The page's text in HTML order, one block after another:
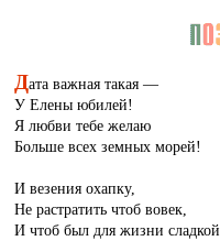
Дата важная такая —
У Елены юбилей!
Я любви тебе желаю
Больше всех земных морей!
И везения охапку,
Не растратить чтоб вовек,
И чтоб был для жизни сладкой